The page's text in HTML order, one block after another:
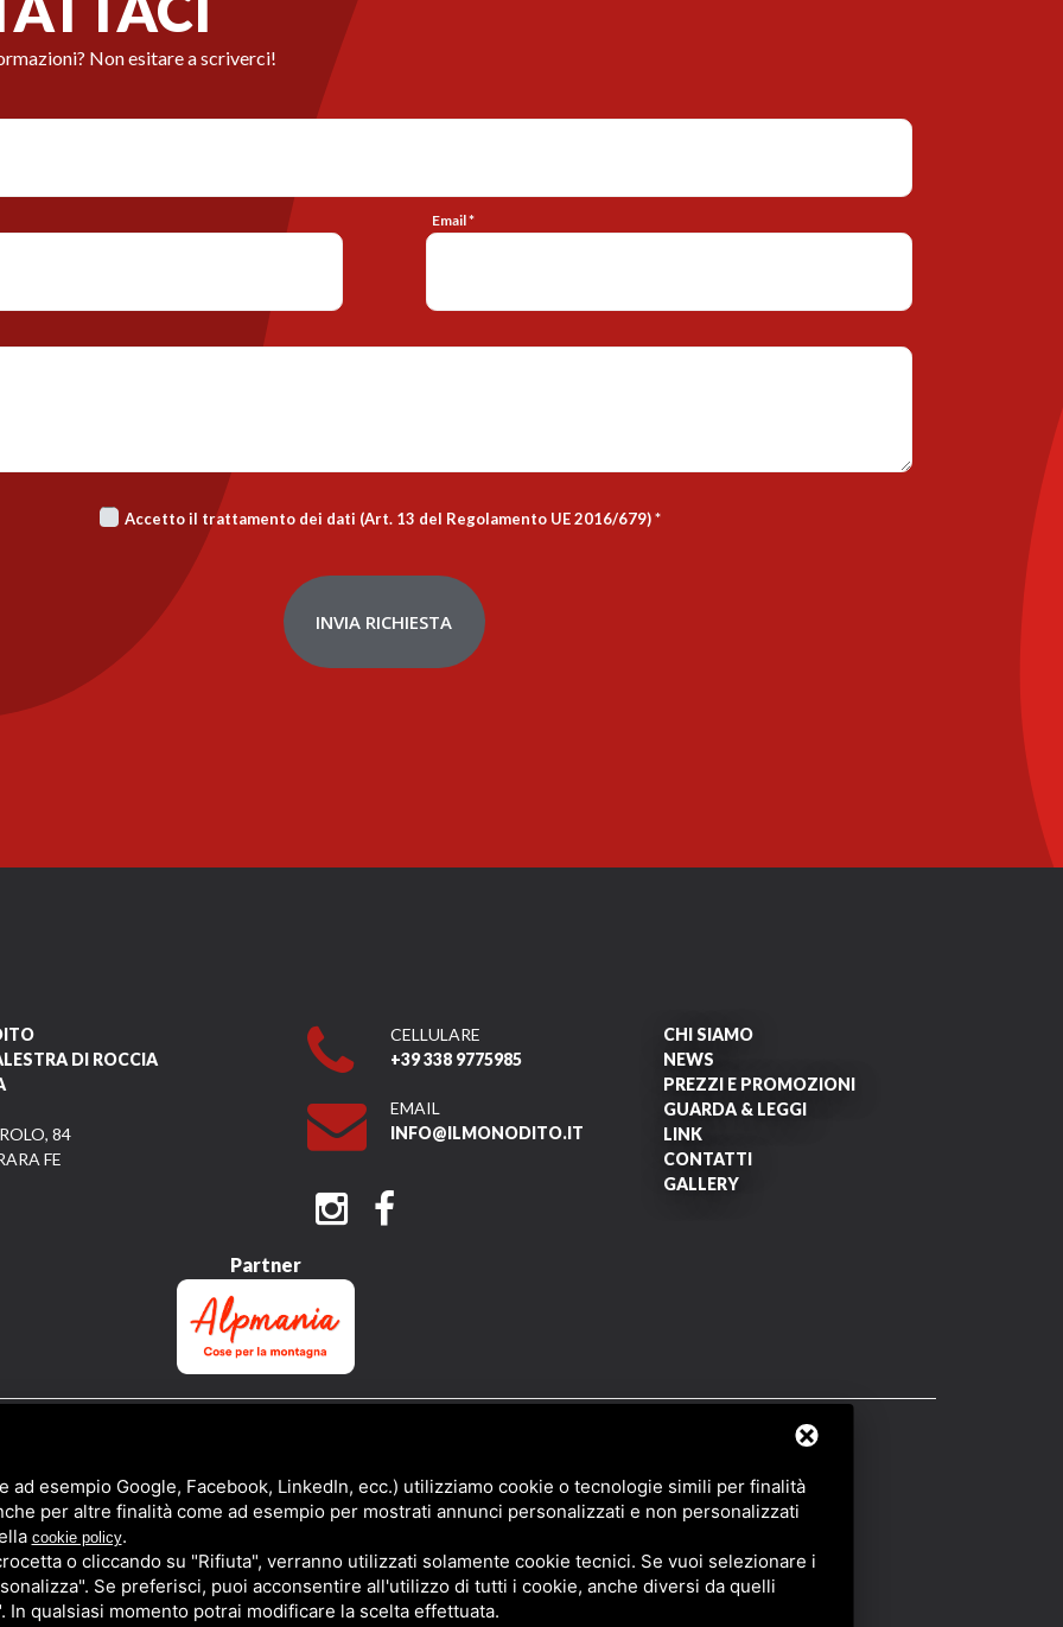
Non esitare a scriverci!
Email *
Accetto il trattamento dei dati (Art. 13 del Regolamento UE 2016/679)*
INVIA RICHIESTA
DI ROCCIA
84
FE
CELLULARE
+39 338 9775985
EMAIL
INFO@ILMONODITO.IT
CHI SIAMO
NEWS
PREZZI E PROMOZIONI
GUARDA & LEGGI
LINK
CONTATTI
GALLERY
Partner
ad esempio Google, Facebook, LinkedIn, ecc.) utilizziamo cookie o tecnologie simili per finalità
per altre finalità come ad esempio per mostrati annunci personalizzati e non personalizzati
cookie policy.
o cliccando su "Rifiuta", verranno utilizzati solamente cookie tecnici. Se vuoi selezionare i
Se preferisci, puoi acconsentire all'utilizzo di tutti i cookie, anche diversi da quelli
qualsiasi momento potrai modificare la scelta effettuata.